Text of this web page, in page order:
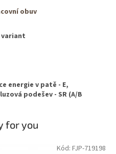
obuv
variant
energie v patě - E,
podešev - SR (A/B
for you
Kód: FJP-719198